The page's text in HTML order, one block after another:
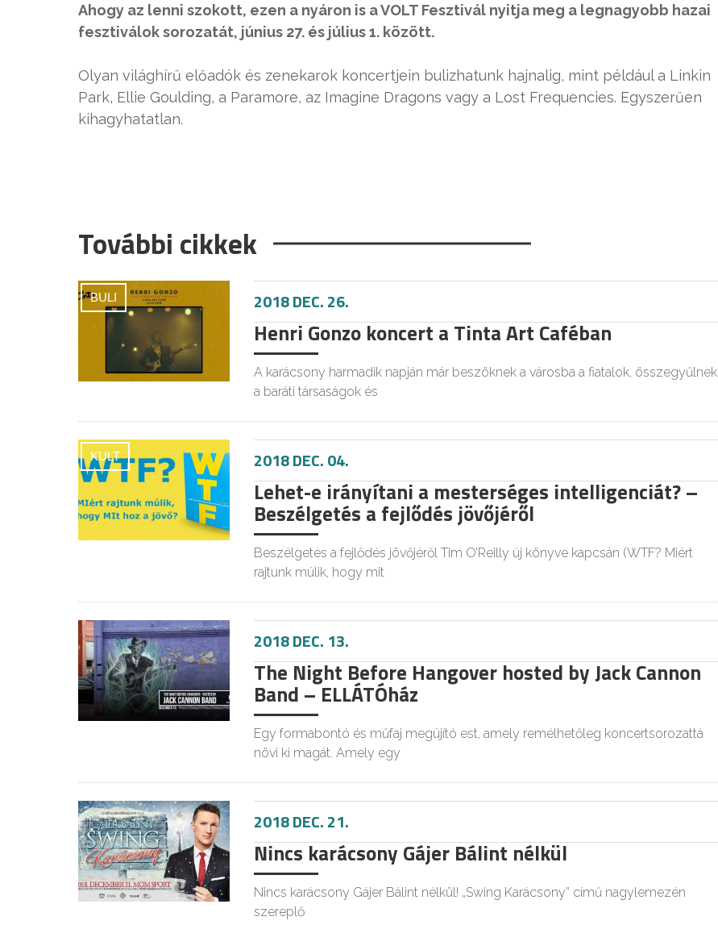
Ahogy az lenni szokott, ezen a nyáron is a VOLT Fesztivál nyitja meg a legnagyobb hazai
fesztiválok sorozatát, június 27. és július 1. között.
Olyan világhírű előadók és zenekarok koncertjein bulizhatunk hajnalig, mint például a Linkin
Park, Ellie Goulding, a Paramore, az Imagine Dragons vagy a Lost Frequencies. Egyszerűen
kihagyhatatlan.
További cikkek
BULI 2018 DEC. 26.
Henri Gonzo koncert a Tinta Art Caféban
A karácsony harmadik napján már beszöknek a városba a fiatalok, összegyűlnek
a baráti társaságok és
KULT 2018 DEC. 04.
Lehet-e irányítani a mesterséges intelligenciát? –
Beszélgetés a fejlődés jövőjéről
Beszélgetés a fejlődés jövőjéről Tim O’Reilly új könyve kapcsán (WTF? Miért
rajtunk múlik, hogy mit
2018 DEC. 13.
The Night Before Hangover hosted by Jack Cannon
Band – ELLÁTÓház
Egy formabontó és műfaj megújító est, amely remélhetőleg koncertsorozattá
növi ki magát. Amely egy
2018 DEC. 21.
Nincs karácsony Gájer Bálint nélkül
Nincs karácsony Gájer Bálint nélkül! „Swing Karácsony” című nagylemezén
szereplő